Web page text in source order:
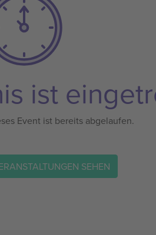
ist
Event ist bereits abgelaufen.
SEHEN